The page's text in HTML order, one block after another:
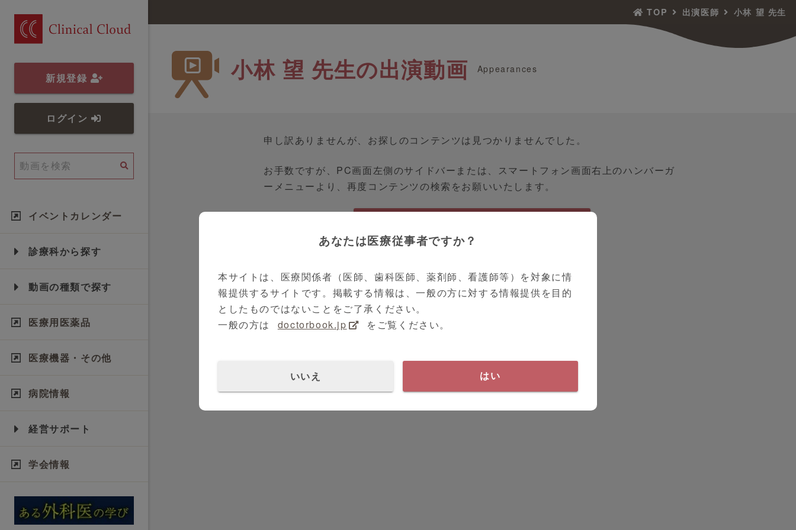
新規登録
ログイン
イベントカレンダー
診療科から探す
動画の種類で探す
医療用医薬品
医療機器・その他
病院情報
経営サポート
学会情報
TOP 出演医師 小林 望 先生
小林 望 先生の出演動画 Appearances
申し訳ありませんが、お探しのコンテンツは見つかりませんでした。
お手数ですが、PC画面左側のサイドバーまたは、スマートフォン画面右上のハンバーガ
ーメニューより、再度コンテンツの検索をお願いいたします。
あなたは医療従事者ですか？
本サイトは、医療関係者（医師、歯科医師、薬剤師、看護師等）を対象に情
報提供するサイトです。掲載する情報は、一般の方に対する情報提供を目的
としたものではないことをご了承ください。
一般の方は
doctorbook.jp をご覧ください。
いいえ はい